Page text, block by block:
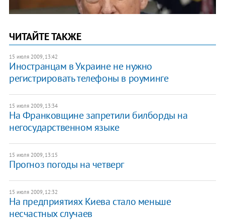
ЧИТАЙТЕ ТАКЖЕ
15 июля 2009, 13:42
Иностранцам в Украине не нужно
регистрировать телефоны в роуминге
15 июля 2009, 13:34
На Франковщине запретили билборды на
негосударственном языке
15 июля 2009, 13:15
Прогноз погоды на четверг
15 июля 2009, 12:32
На предприятиях Киева стало меньше
несчастных случаев